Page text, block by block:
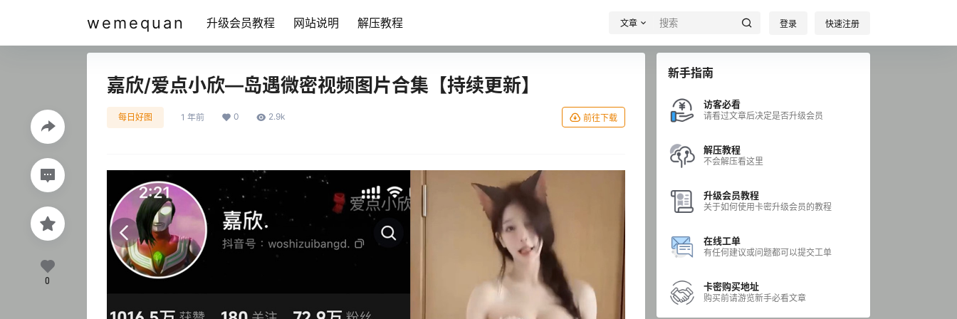
wemequan 升级会员教程 网站说明 解压教程 文章 登录 快速注册
嘉欣/爱点小欣—岛遇微密视频图片合集【持续更新】
每日好图 1 年前 0 2.9k 前往下载
0
新手指南
访客必看
请看过文章后决定是否升级会员
解压教程
不会解压看这里
升级会员教程
关于如何使用卡密升级会员的教程
在线工单
有任何建议或问题都可以提交工单
卡密购买地址
购买前请游览新手必看文章